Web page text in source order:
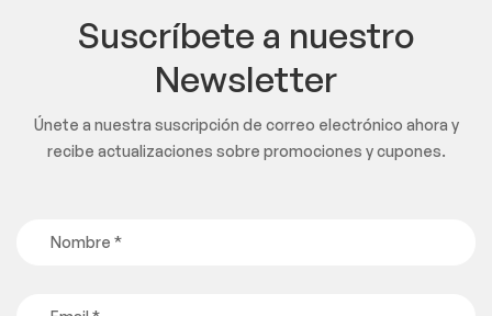
Suscríbete a nuestro
Newsletter
Únete a nuestra suscripción de correo electrónico ahora y
recibe actualizaciones sobre promociones y cupones.